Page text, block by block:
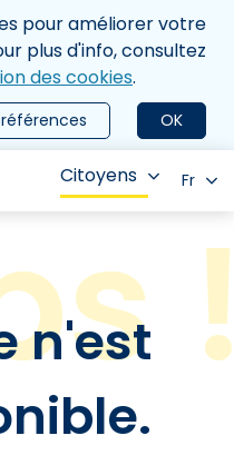
pour améliorer votre
plus d'info, consultez
des cookies.
OK
Citoyens Fr
n'est